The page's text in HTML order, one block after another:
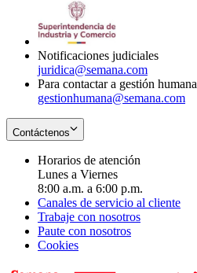
Notificaciones judiciales
juridica@semana.com
Para contactar a gestión humana
gestionhumana@semana.com
Contáctenos
Horarios de atención
Lunes a Viernes
8:00 a.m. a 6:00 p.m.
Canales de servicio al cliente
Trabaje con nosotros
Paute con nosotros
Cookies